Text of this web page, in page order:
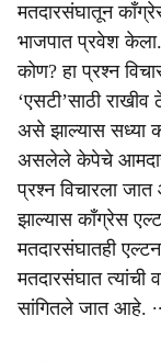
मतदारसंघातून
भाजपात प्रवेश
कोण? हा प्रश्‍न
‘एसटी’साठी
असे झाल्‍यास सध्‍या
असलेले केपेचे आमदार
प्रश्‍न विचारला
झाल्‍यास काँग्रेस
मतदारसंघातही
मतदारसंघात त्‍यांची
सांगितले जात आहे.